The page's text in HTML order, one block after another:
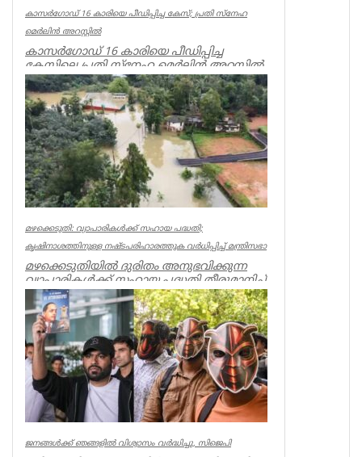
കാസർഗോഡ് 16 കാരിയെ പീഡിപ്പിച്ച കേസ്; പ്രതി സ്നേഹ
മെർലിൻ അറസ്റ്റിൽ
കാസർഗോഡ് 16 കാരിയെ പീഡിപ്പിച്ച
കേസിലെ പ്രതി സ്നേഹ മെർലിൻ അറസ്റ്റിൽ.
തളിപ്പറമ്പ്, പുളിപ്പറമ്പ് സ്വദേ...
Kerala
മഴക്കെടുതി: വ്യാപാരികൾക്ക് സഹായ പദ്ധതി;
കൃഷിനാശത്തിനുള്ള നഷ്ടപരിഹാരത്തുക വർ‌ധിപ്പിച്ച് മന്ത്രിസഭാ
മഴക്കെടുതിയിൽ ദുരിതം അനുഭവിക്കുന്ന
വ്യാപാരികൾക്ക് സഹായ പദ്ധതി തീരുമാനിച്ച്
മന്ത്രിസഭാ യോഗം. കടകളിൽ ...
Kerala
ജനങ്ങൾക്ക് ഞങ്ങളിൽ വിശ്വാസം വർദ്ധിച്ചു, സിജെപി